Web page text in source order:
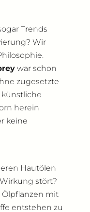
Trends
Wir
war schon
zugesetzte
künstliche
herein
keine
Hautölen
stört?
mit
entstehen zu